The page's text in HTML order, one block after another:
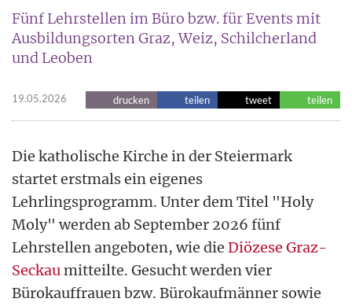
Fünf Lehrstellen im Büro bzw. für Events mit
Ausbildungsorten Graz, Weiz, Schilcherland
und Leoben
19.05.2026 drucken teilen tweet teilen
Die katholische Kirche in der Steiermark
startet erstmals ein eigenes
Lehrlingsprogramm. Unter dem Titel "Holy
Moly" werden ab September 2026 fünf
Lehrstellen angeboten, wie die Diözese Graz-
Seckaumitteilte. Gesucht werden vier
Bürokauffrauen bzw. Bürokaufmänner sowie